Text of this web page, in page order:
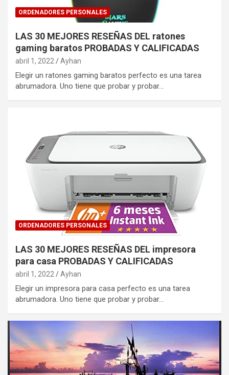
ORDENADORES PERSONALES
LAS 30 MEJORES RESEÑAS DEL ratones
gaming baratos PROBADAS Y CALIFICADAS
abril 1, 2022 Ayhan
Elegir un ratones gaming baratos perfecto es una tarea
abrumadora. Uno tiene que probar y probar…
ORDENADORES PERSONALES
LAS 30 MEJORES RESEÑAS DEL impresora
para casa PROBADAS Y CALIFICADAS
abril 1, 2022 Ayhan
Elegir un impresora para casa perfecto es una tarea
abrumadora. Uno tiene que probar y probar…